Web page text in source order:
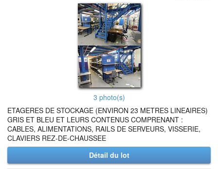
3 photo(s)
ETAGERES DE STOCKAGE (ENVIRON 23 METRES LINEAIRES)
GRIS ET BLEU ET LEURS CONTENUS COMPRENANT :
CABLES, ALIMENTATIONS, RAILS DE SERVEURS, VISSERIE,
CLAVIERS REZ-DE-CHAUSSEE
Détail du lot